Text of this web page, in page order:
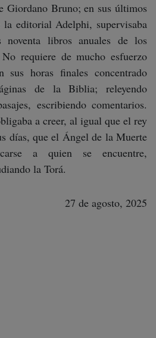
Giordano Bruno; en sus últimos
editorial Adelphi, supervisaba
noventa libros anuales de los
requiere de mucho esfuerzo
sus horas finales concentrado
de la Biblia; releyendo
escribiendo comentarios.
a creer, al igual que el rey
días, que el Ángel de la Muerte
a quien se encuentre,
la Torá.
27 de agosto, 2025